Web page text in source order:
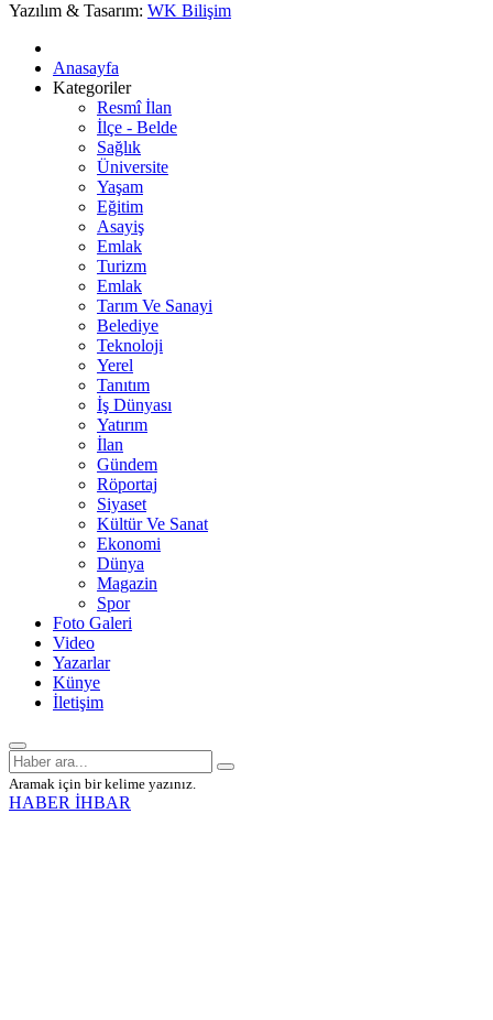
Yazılım & Tasarım: WK Bilişim
Anasayfa
Kategoriler
Resmî İlan
İlçe - Belde
Sağlık
Üniversite
Yaşam
Eğitim
Asayiş
Emlak
Turizm
Emlak
Tarım Ve Sanayi
Belediye
Teknoloji
Yerel
Tanıtım
İş Dünyası
Yatırım
İlan
Gündem
Röportaj
Siyaset
Kültür Ve Sanat
Ekonomi
Dünya
Magazin
Spor
Foto Galeri
Video
Yazarlar
Künye
İletişim
Aramak için bir kelime yazınız.
HABER İHBAR